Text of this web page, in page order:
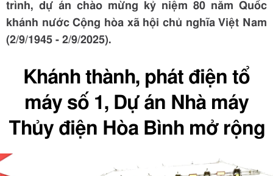
trình, dự án chào mừng kỷ niệm 80 năm Quốc
khánh nước Cộng hòa xã hội chủ nghĩa Việt Nam
(2/9/1945 - 2/9/2025).
Khánh thành, phát điện tổ
máy số 1, Dự án Nhà máy
Thủy điện Hòa Bình mở rộng